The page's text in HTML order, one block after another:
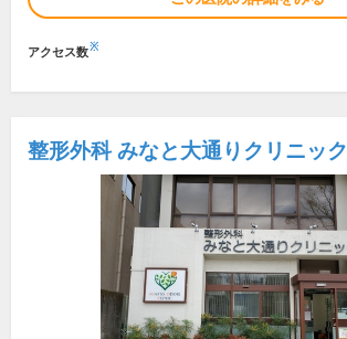
アクセス数※
整形外科 みなと大通りクリニック